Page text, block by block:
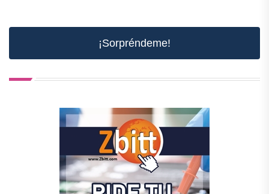
¡Sorpréndeme!